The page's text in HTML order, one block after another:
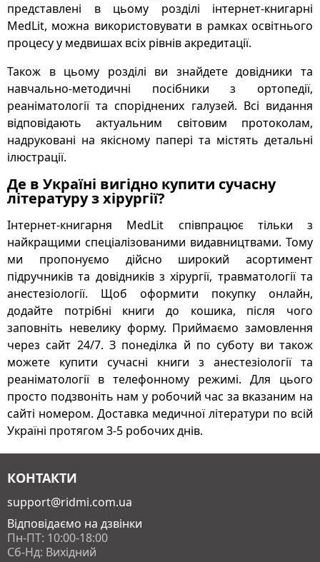
представлені в цьому розділі інтернет-книгарні
MedLit, можна використовувати в рамках освітнього
процесу у медвишах всіх рівнів акредитації.
Також в цьому розділі ви знайдете довідники та
навчально-методичні посібники з ортопедії,
реаніматології та споріднених галузей. Всі видання
відповідають актуальним світовим протоколам,
надруковані на якісному папері та містять детальні
ілюстрації.
Де в Україні вигідно купити сучасну
літературу з хірургії?
Інтернет-книгарня MedLit співпрацює тільки з
найкращими спеціалізованими видавництвами. Тому
ми пропонуємо дійсно широкий асортимент
підручників та довідників з хірургії, травматології та
анестезіології. Щоб оформити покупку онлайн,
додайте потрібні книги до кошика, після чого
заповніть невелику форму. Приймаємо замовлення
через сайт 24/7. З понеділка й по суботу ви також
можете купити сучасні книги з анестезіології та
реаніматології в телефонному режимі. Для цього
просто подзвоніть нам у робочий час за вказаним на
сайті номером. Доставка медичної літератури по всій
Україні протягом 3-5 робочих днів.
КОНТАКТИ
support@ridmi.com.ua
Відповідаємо на дзвінки
Пн-ПТ: 10:00-18:00
Сб-Нд: Вихідний